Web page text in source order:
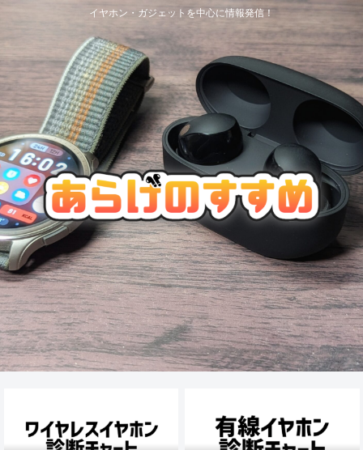
イヤホン・ガジェットを中心に情報発信！